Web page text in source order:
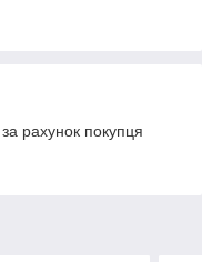
рахунок покупця